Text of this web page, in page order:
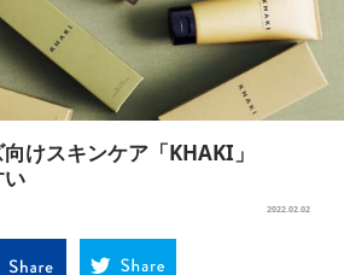
けスキンケア「KHAKI」
2022.02.02